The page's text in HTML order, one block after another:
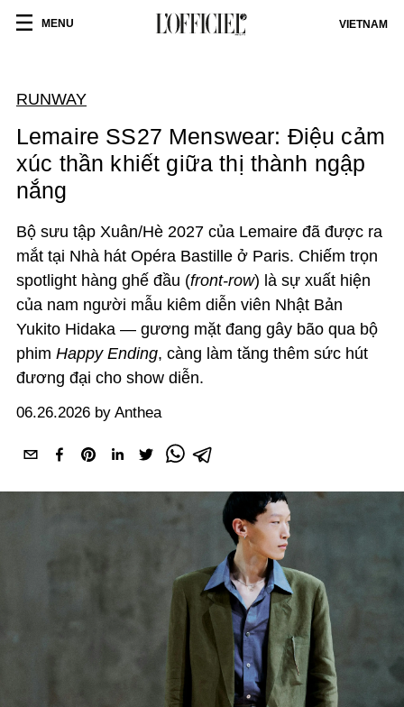
MENU VIETNAM
RUNWAY
Lemaire SS27 Menswear: Điệu cảm
xúc thần khiết giữa thị thành ngập
nắng
Bộ sưu tập Xuân/Hè 2027 của Lemaire đã được ra
mắt tại Nhà hát Opéra Bastille ở Paris. Chiếm trọn
spotlight hàng ghế đầu (front-row) là sự xuất hiện
của nam người mẫu kiêm diễn viên Nhật Bản
Yukito Hidaka — gương mặt đang gây bão qua bộ
phim Happy Ending, càng làm tăng thêm sức hút
đương đại cho show diễn.
06.26.2026 by Anthea